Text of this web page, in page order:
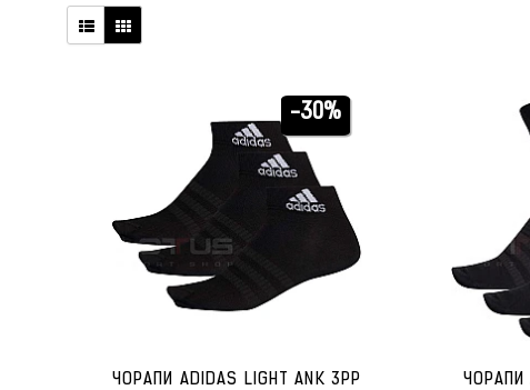
-30%
ЧОРАПИ ADIDAS LIGHT ANK 3PP
ЧОРАПИ